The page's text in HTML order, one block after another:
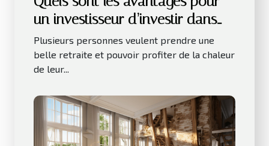
un investisseur d’investir dans
les LMNP ?
Plusieurs personnes veulent prendre une
belle retraite et pouvoir profiter de la chaleur
de leur...